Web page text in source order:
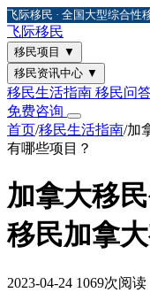
飞际移民 · 全国大型综合性
飞际移民
移民项目 ▼
移民资讯中心 ▼
移民生活指南 移民问
免费咨询
首页/移民生活指南/加
有哪些项目？
加拿大移
移民加拿
2023-04-24 1069次阅读